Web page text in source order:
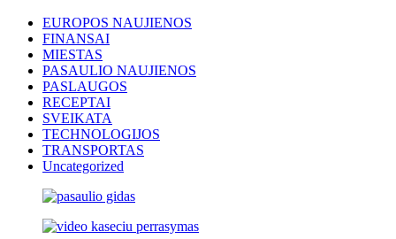
EUROPOS NAUJIENOS
FINANSAI
MIESTAS
PASAULIO NAUJIENOS
PASLAUGOS
RECEPTAI
SVEIKATA
TECHNOLOGIJOS
TRANSPORTAS
Uncategorized